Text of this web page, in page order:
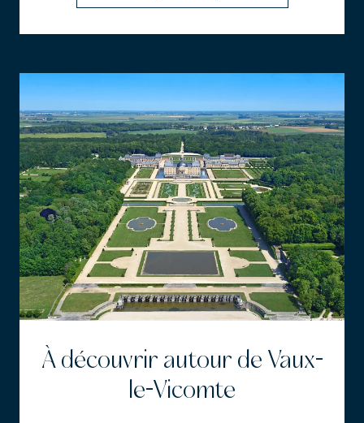
À découvrir autour de Vaux-
le-Vicomte